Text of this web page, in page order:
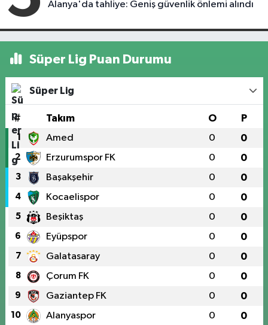
Alanya'da tahliye: Geniş güvenlik önlemi alındı
Süper Lig Puan Durumu
Süper Lig
# Takım O P
1 Amed 0 0
2 Erzurumspor FK 0 0
3 Başakşehir 0 0
4 Kocaelispor 0 0
5 Beşiktaş 0 0
6 Eyüpspor 0 0
7 Galatasaray 0 0
8 Çorum FK 0 0
9 Gaziantep FK 0 0
10 Alanyaspor 0 0